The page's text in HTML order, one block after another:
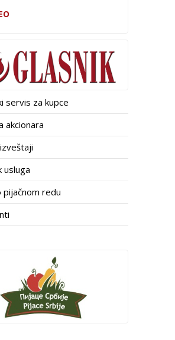
servis za kupce
akcionara
usluga
pijačnom redu